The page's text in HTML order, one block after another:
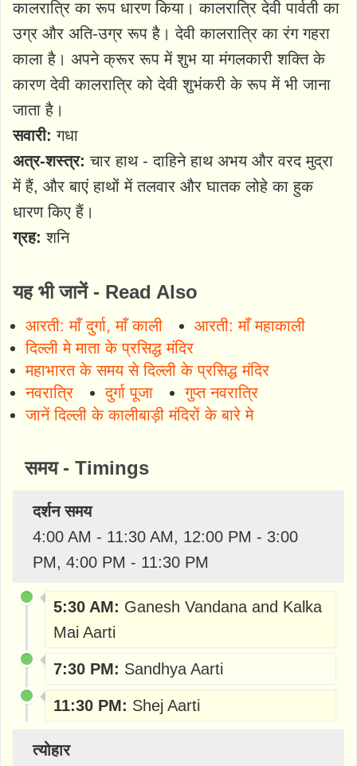
कालरात्रि का रूप धारण किया। कालरात्रि देवी पार्वती का
उग्र और अति-उग्र रूप है। देवी कालरात्रि का रंग गहरा
काला है। अपने क्रूर रूप में शुभ या मंगलकारी शक्ति के
कारण देवी कालरात्रि को देवी शुभंकरी के रूप में भी जाना
जाता है।
सवारी: गधा
अत्र-शस्त्र: चार हाथ - दाहिने हाथ अभय और वरद मुद्रा
में हैं, और बाएं हाथों में तलवार और घातक लोहे का हुक
धारण किए हैं।
ग्रह: शनि
यह भी जानें - Read Also
आरती: माँ दुर्गा, माँ काली
आरती: माँ महाकाली
दिल्ली मे माता के प्रसिद्ध मंदिर
महाभारत के समय से दिल्ली के प्रसिद्ध मंदिर
नवरात्रि
दुर्गा पूजा
गुप्त नवरात्रि
जानें दिल्ली के कालीबाड़ी मंदिरों के बारे मे
समय - Timings
दर्शन समय
4:00 AM - 11:30 AM, 12:00 PM - 3:00
PM, 4:00 PM - 11:30 PM
5:30 AM: Ganesh Vandana and Kalka
Mai Aarti
7:30 PM: Sandhya Aarti
11:30 PM: Shej Aarti
त्योहार